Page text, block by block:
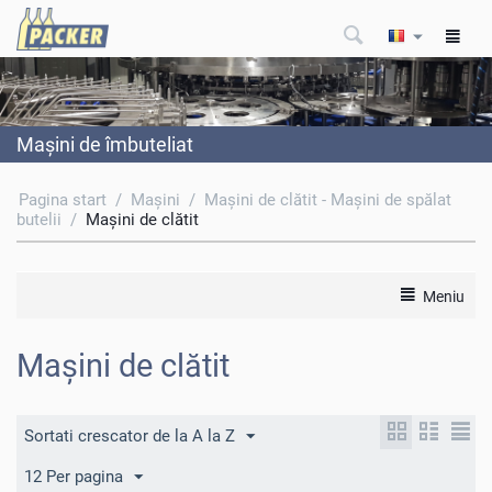
Maşini de îmbuteliat
Pagina start / Maşini / Maşini de clătit - Maşini de spălat
butelii / Maşini de clătit
Meniu
Maşini de clătit
Sortati crescator de la A la Z
12 Per pagina